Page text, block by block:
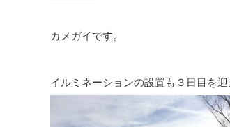
カメガイです。
イルミネーションの設置も３日目を迎